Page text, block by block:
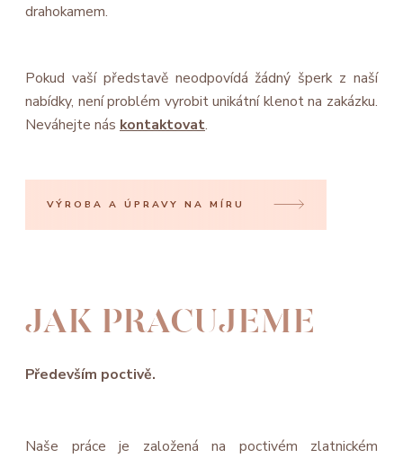
drahokamem.
Pokud vaší představě neodpovídá žádný šperk z naší
nabídky, není problém vyrobit unikátní klenot na zakázku.
Neváhejte nás kontaktovat.
VÝROBA A ÚPRAVY NA MÍRU
JAK PRACUJEME
Především poctivě.
Naše práce je založená na poctivém zlatnickém